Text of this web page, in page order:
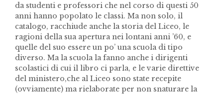
da studenti e professori che nel corso di questi 50
anni hanno popolato le classi. Ma non solo, il
catalogo, racchiude anche la storia del Liceo, le
ragioni della sua apertura nei lontani anni ’60, e
quelle del suo essere un po’ una scuola di tipo
diverso. Ma la scuola la fanno anche i dirigenti
scolastici di cui il libro ci parla, e le varie direttive
del ministero,che al Liceo sono state recepite
(ovviamente) ma rielaborate per non snaturare la